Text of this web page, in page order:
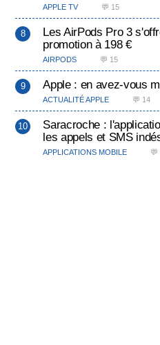
APPLE TV 💬 15
Les AirPods Pro 3
promotion à 198 €
AIRPODS 💬 15
Apple : en avez-vous
ACTUALITÉ APPLE 💬 14
Saracroche :
les appels et SMS
APPLICATIONS MOBILE 💬